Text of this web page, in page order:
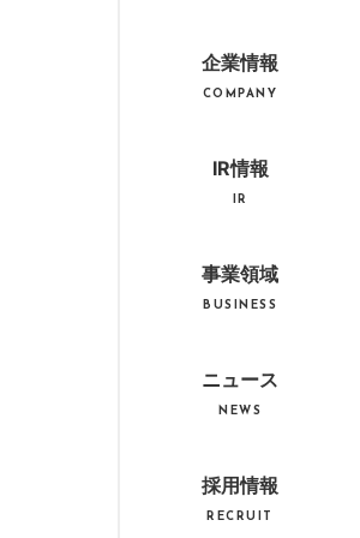
企業情報
COMPANY
IR情報
IR
事業領域
BUSINESS
ニュース
NEWS
採用情報
RECRUIT